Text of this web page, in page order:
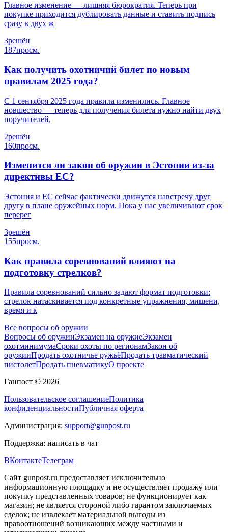
Главное изменение — лишняя бюрократия. Теперь при
покупке приходится дублировать данные и ставить подпись
сразу в двух ж
3решён
187просм.
Как получить охотничий билет по новым
правилам 2025 года?
С 1 сентября 2025 года правила изменились. Главное
новшество — теперь для получения билета нужно найти двух
поручителей,
2решён
160просм.
Изменится ли закон об оружии в Эстонии из-за
директивы ЕС?
Эстония и ЕС сейчас фактически движутся навстречу друг
другу в плане оружейных норм. Пока у нас увеличивают срок
перерег
3решён
155просм.
Как правила соревнований влияют на
подготовку стрелков?
Правила соревнований сильно задают формат подготовки:
стрелок натаскивается под конкретные упражнения, мишени,
время и к
Все вопросы об оружии
Вопросы об оружииЭкзамен на оружиеЭкзамен
охотминимумаСроки охоты по регионамЗакон об
оружииПродать охотничье ружьёПродать травматический
пистолетПродать пневматикуО проекте
Ганпост © 2026
Пользовательское соглашениеПолитика
конфиденциальностиПубличная оферта
Администрация: support@gunpost.ru
Поддержка: написать в чат
ВКонтактеТелеграм
Сайт gunpost.ru предоставляет исключительно
информационную площадку и не осуществляет продажу или
покупку представленных товаров; не функционирует как
магазин; не является стороной либо гарантом заключаемых
сделок; не извлекает материальной выгоды из
правоотношений возникающих между частными и